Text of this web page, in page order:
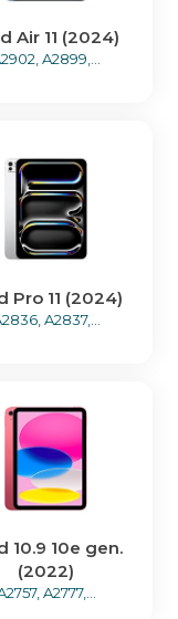
Air 11 (2024)
A2899,...
Pro 11 (2024)
A2837,...
10.9 10e gen.
(2022)
A2777,...